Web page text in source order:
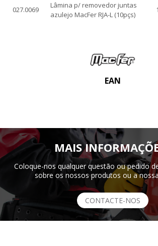
027.0069
Lâmina p/ removedor juntas
azulejo MacFer RJA-L (10pçs)
EAN
MAIS
Coloque-nos qualquer questão ou pedido
sobre os nossos produtos ou a
CONTACTE-NOS